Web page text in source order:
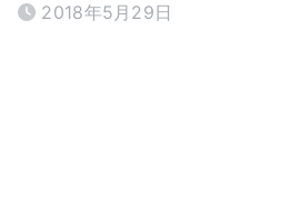
2018年5月29日